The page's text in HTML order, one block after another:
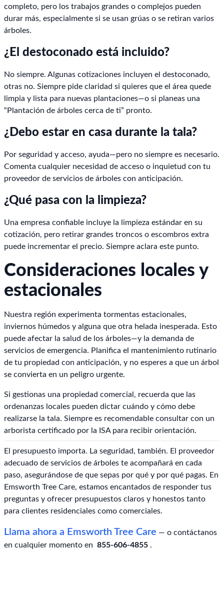
completo, pero los trabajos grandes o complejos pueden
durar más, especialmente si se usan grúas o se retiran varios
árboles.
¿El destoconado está incluido?
No siempre. Algunas cotizaciones incluyen el destoconado,
otras no. Siempre pide claridad si quieres que el área quede
limpia y lista para nuevas plantaciones—o si planeas una
“Plantación de árboles cerca de ti” pronto.
¿Debo estar en casa durante la tala?
Por seguridad y acceso, ayuda—pero no siempre es necesario.
Comenta cualquier necesidad de acceso o inquietud con tu
proveedor de servicios de árboles con anticipación.
¿Qué pasa con la limpieza?
Una empresa confiable incluye la limpieza estándar en su
cotización, pero retirar grandes troncos o escombros extra
puede incrementar el precio. Siempre aclara este punto.
Consideraciones locales y
estacionales
Nuestra región experimenta tormentas estacionales,
inviernos húmedos y alguna que otra helada inesperada. Esto
puede afectar la salud de los árboles—y la demanda de
servicios de emergencia. Planifica el mantenimiento rutinario
de tu propiedad con anticipación, y no esperes a que un árbol
se convierta en un peligro urgente.
Si gestionas una propiedad comercial, recuerda que las
ordenanzas locales pueden dictar cuándo y cómo debe
realizarse la tala. Siempre es recomendable consultar con un
arborista certificado por la ISA para recibir orientación.
El presupuesto importa. La seguridad, también. El proveedor
adecuado de servicios de árboles te acompañará en cada
paso, asegurándose de que sepas por qué y por qué pagas. En
Emsworth Tree Care, estamos encantados de responder tus
preguntas y ofrecer presupuestos claros y honestos tanto
para clientes residenciales como comerciales.
Llama ahora a Emsworth Tree Care — o contáctanos
en cualquier momento en 855-606-4855 .